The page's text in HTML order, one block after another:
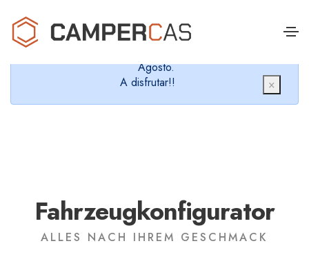
Cerramos en verano, que nos queremos dar un
chapuzón y refrescarnos.
Agosto.
A disfrutar!!
×
Fahrzeugkonfigurator
ALLES NACH IHREM GESCHMACK